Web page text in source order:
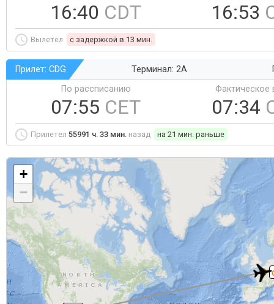
16:40 CDT 16:53
Вылетел c задержкой в 13 мин.
Прилет: CDG Терминал: 2A
По рассписанию
07:55 CET
Фактическое
07:34
Прилетел 55991 ч. 33 мин. назад на 21 мин. раньше
+
−